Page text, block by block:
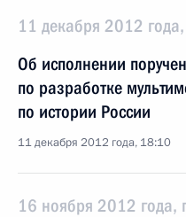
11 декабря 2012
Об исполнении
по разработке
по истории России
11 декабря 2012 года, 18:10
16 ноября 2012 года,